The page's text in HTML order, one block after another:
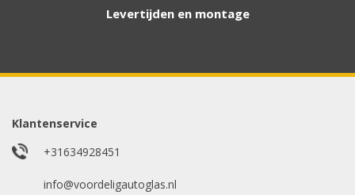
whatsappje met foto van de ruit en uw auto
Uw merk auto
Levertijden en montage
Klantenservice
+31634928451
info@voordeligautoglas.nl